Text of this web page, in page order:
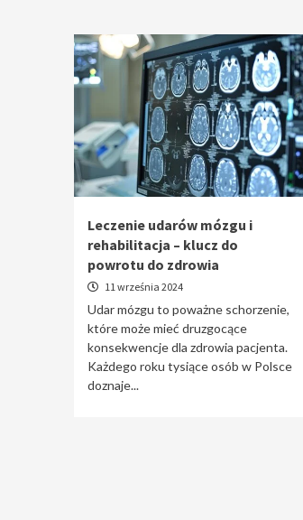
Leczenie udarów mózgu i
rehabilitacja – klucz do
powrotu do zdrowia
11 września 2024
Udar mózgu to poważne schorzenie,
które może mieć druzgocące
konsekwencje dla zdrowia pacjenta.
Każdego roku tysiące osób w Polsce
doznaje...